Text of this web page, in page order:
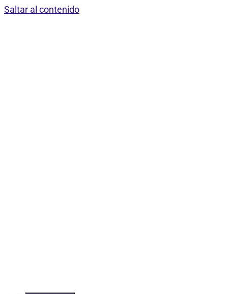
Saltar al contenido